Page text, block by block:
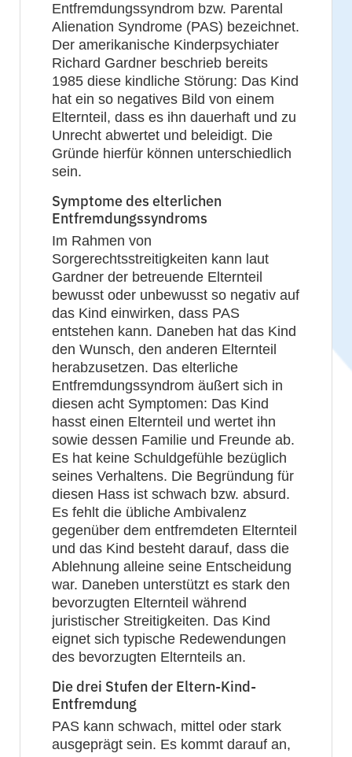
Entfremdungssyndrom bzw. Parental
Alienation Syndrome (PAS) bezeichnet.
Der amerikanische Kinderpsychiater
Richard Gardner beschrieb bereits
1985 diese kindliche Störung: Das Kind
hat ein so negatives Bild von einem
Elternteil, dass es ihn dauerhaft und zu
Unrecht abwertet und beleidigt. Die
Gründe hierfür können unterschiedlich
sein.
Symptome des elterlichen
Entfremdungssyndroms
Im Rahmen von
Sorgerechtsstreitigkeiten kann laut
Gardner der betreuende Elternteil
bewusst oder unbewusst so negativ auf
das Kind einwirken, dass PAS
entstehen kann. Daneben hat das Kind
den Wunsch, den anderen Elternteil
herabzusetzen. Das elterliche
Entfremdungssyndrom äußert sich in
diesen acht Symptomen: Das Kind
hasst einen Elternteil und wertet ihn
sowie dessen Familie und Freunde ab.
Es hat keine Schuldgefühle bezüglich
seines Verhaltens. Die Begründung für
diesen Hass ist schwach bzw. absurd.
Es fehlt die übliche Ambivalenz
gegenüber dem entfremdeten Elternteil
und das Kind besteht darauf, dass die
Ablehnung alleine seine Entscheidung
war. Daneben unterstützt es stark den
bevorzugten Elternteil während
juristischer Streitigkeiten. Das Kind
eignet sich typische Redewendungen
des bevorzugten Elternteils an.
Die drei Stufen der Eltern-Kind-
Entfremdung
PAS kann schwach, mittel oder stark
ausgeprägt sein. Es kommt darauf an,